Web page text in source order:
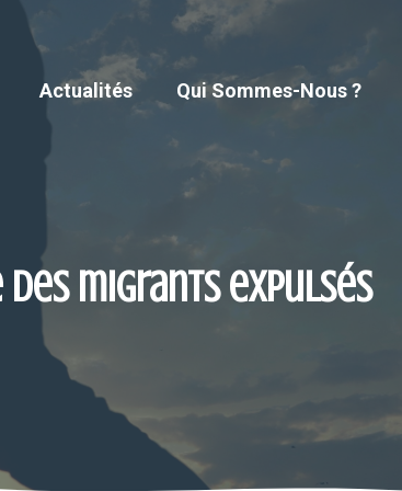
Actualités Qui Sommes-Nous ?
migrants expulsés